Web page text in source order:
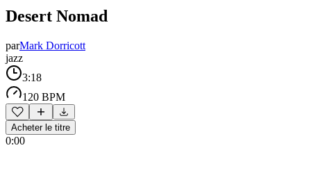
Desert Nomad
parMark Dorricott
jazz
3:18
120 BPM
Acheter le titre
0:00